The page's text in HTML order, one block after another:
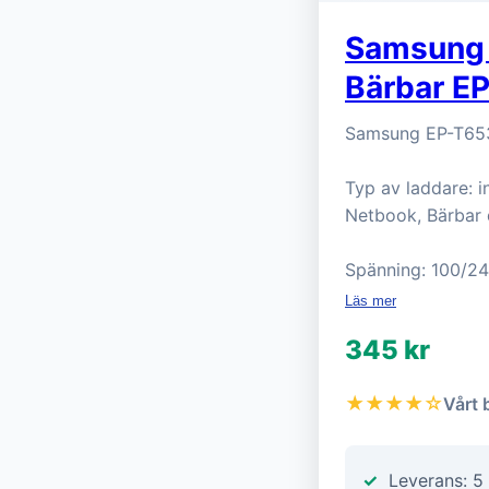
Bärbar
Samsung EP-
Typ av laddare:
Netbook,
Spänning: 100/
Läs mer
345 kr
★★★★☆Vårt
Leverans: 5